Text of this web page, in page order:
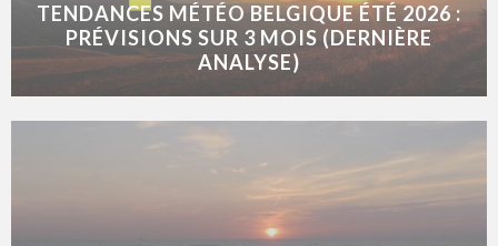
TENDANCES MÉTÉO BELGIQUE ÉTÉ 2026 :
PRÉVISIONS SUR 3 MOIS (DERNIÈRE
ANALYSE)